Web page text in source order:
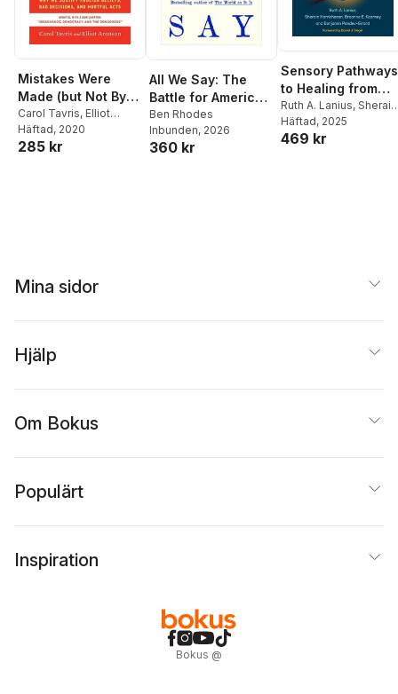
Mistakes Were
Made (but Not By
Me) Third Edition
Carol Tavris, Elliot
Aronson
Häftad, 2020
285 kr
All We Say: The
Battle for American
Identity: A History
in 15 Speeches
Ben Rhodes
Inbunden, 2026
360 kr
Sensory Pathways
to Healing from
Trauma
Ruth A. Lanius, Sherain
Harricharan,Breanne
Kearney,
Häftad, 2025
469 kr
Mina sidor
Hjälp
Om Bokus
Populärt
Inspiration
Bokus @